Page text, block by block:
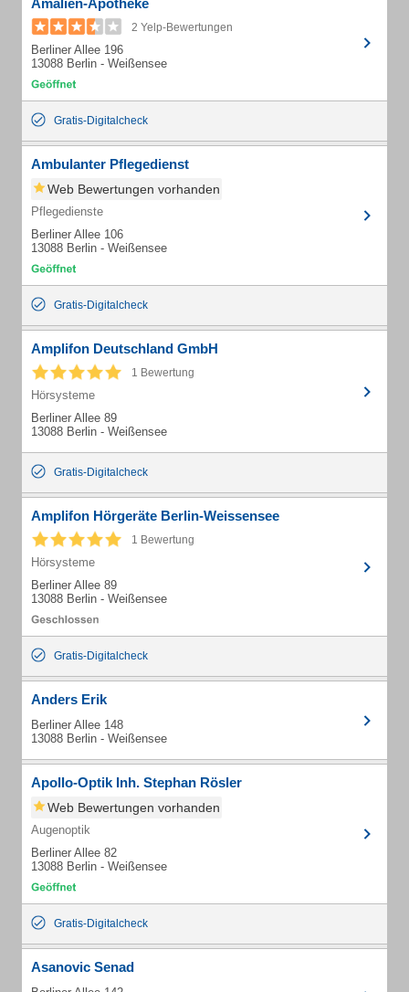
Amalien-Apotheke
2 Yelp-Bewertungen
Berliner Allee 196
13088 Berlin - Weißensee
Gratis-Digitalcheck
Ambulanter Pflegedienst
Web Bewertungen vorhanden
Pflegedienste
Berliner Allee 106
13088 Berlin - Weißensee
Gratis-Digitalcheck
Amplifon Deutschland GmbH
1 Bewertung
Hörsysteme
Berliner Allee 89
13088 Berlin - Weißensee
Gratis-Digitalcheck
Amplifon Hörgeräte Berlin-Weissensee
1 Bewertung
Hörsysteme
Berliner Allee 89
13088 Berlin - Weißensee
Gratis-Digitalcheck
Anders Erik
Berliner Allee 148
13088 Berlin - Weißensee
Apollo-Optik Inh. Stephan Rösler
Web Bewertungen vorhanden
Augenoptik
Berliner Allee 82
13088 Berlin - Weißensee
Gratis-Digitalcheck
Asanovic Senad